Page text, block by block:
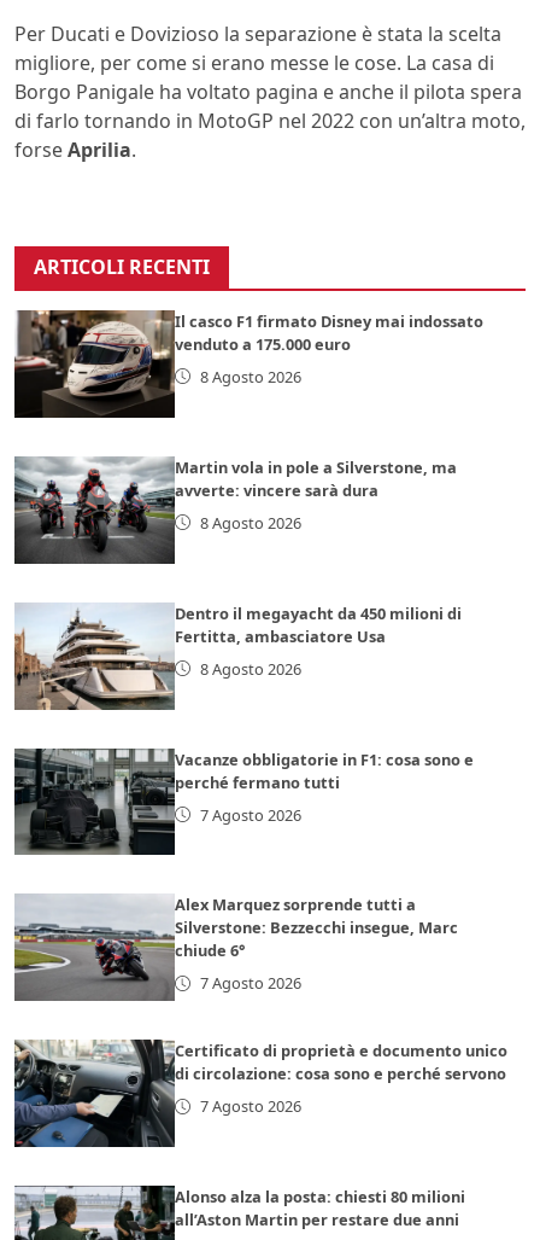
Per Ducati e Dovizioso la separazione è stata la scelta
migliore, per come si erano messe le cose. La casa di
Borgo Panigale ha voltato pagina e anche il pilota spera
di farlo tornando in MotoGP nel 2022 con un’altra moto,
forseAprilia.
ARTICOLI RECENTI
Il casco F1 firmato Disney mai indossato
venduto a 175.000 euro
8 Agosto 2026
Martin vola in pole a Silverstone, ma
avverte: vincere sarà dura
8 Agosto 2026
Dentro il megayacht da 450 milioni di
Fertitta, ambasciatore Usa
8 Agosto 2026
Vacanze obbligatorie in F1: cosa sono e
perché fermano tutti
7 Agosto 2026
Alex Marquez sorprende tutti a
Silverstone: Bezzecchi insegue, Marc
chiude 6°
7 Agosto 2026
Certificato di proprietà e documento unico
di circolazione: cosa sono e perché servono
7 Agosto 2026
Alonso alza la posta: chiesti 80 milioni
all’Aston Martin per restare due anni